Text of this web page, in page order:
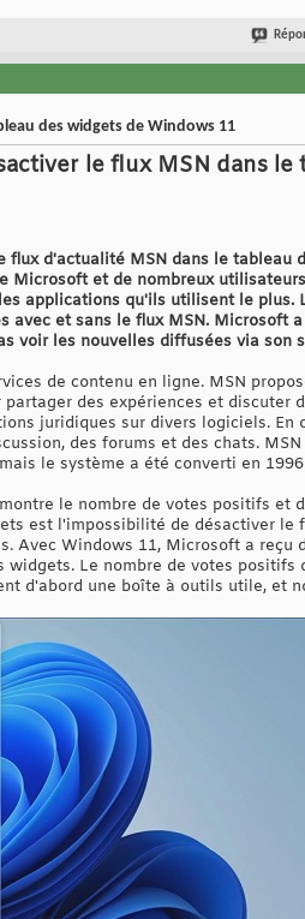
des widgets de Windows 11
le flux MSN dans le
d'actualité MSN dans le tableau
Microsoft et de nombreux
applications qu'ils utilisent le plus.
et sans le flux MSN. Microsoft
voir les nouvelles diffusées via son
de contenu en ligne. MSN
des expériences et discuter
juridiques sur divers logiciels. En
des forums et des chats.
le système a été converti en
le nombre de votes positifs et
est l'impossibilité de désactiver le
Avec Windows 11, Microsoft a reçu
Le nombre de votes positifs
d'abord une boîte à outils utile, et